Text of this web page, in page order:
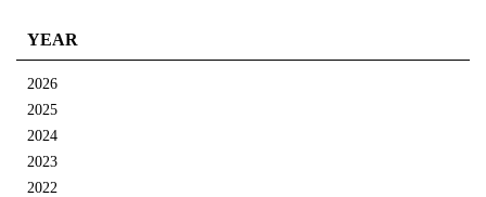
YEAR
2026
2025
2024
2023
2022